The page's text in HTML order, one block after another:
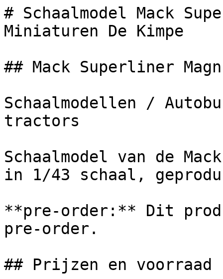
# Schaalmodel Mack
Miniaturen De Kimpe
## Mack Superliner
Schaalmodellen /
tractors
Schaalmodel van de
in 1/43 schaal,
**pre-order:** Dit
pre-order.
## Prijzen en voorraad